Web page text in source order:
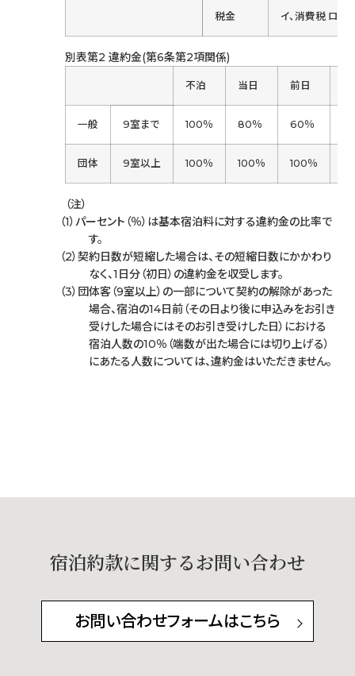
税金 イ、消費税 ロ、
別表第2 違約金(第6条第2項関係)
不泊 当日 前日
一般 9室まで 100％ 80％ 60％
団体 9室以上 100％ 100％ 100％
（注）
パーセント（％）は基本宿泊料に対する違約金の比率で
す。
契約日数が短縮した場合は、その短縮日数にかかわり
なく、1日分（初日）の違約金を収受します。
団体客（9室以上）の一部について契約の解除があった
場合、宿泊の14日前（その日より後に申込みをお引き
受けした場合にはそのお引き受けした日）における
宿泊人数の10％（端数が出た場合には切り上げる）
にあたる人数については、違約金はいただきません。
宿泊約款に関するお問い合わせ
お問い合わせフォームはこちら